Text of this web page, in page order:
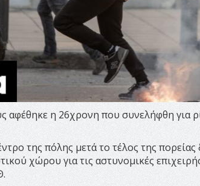
αφέθηκε η 26χρονη που συνελήφθη για
της πόλης μετά το τέλος της
χώρου για τις αστυνομικές